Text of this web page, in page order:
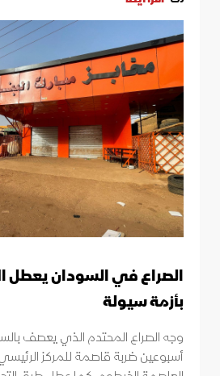
الصراع في السودان يعطل
بأزمة سيولة
وجه الصراع المحتدم الذي يعصف
أسبوعين ضربة قاصمة للمركز